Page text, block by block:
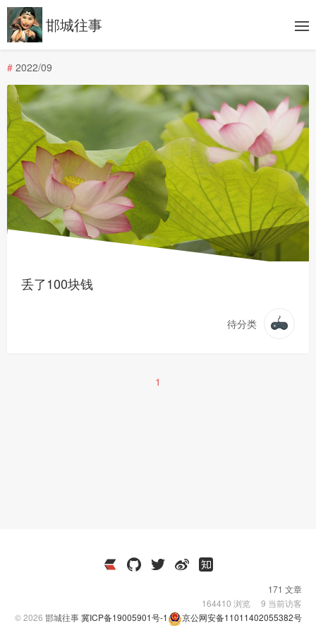
邯城往事
# 2022/09
丢了100块钱
待分类
1
171 文章
164410 浏览 9 当前访客
© 2026 邯城往事冀ICP备19005901号-1 京公网安备11011402055382号